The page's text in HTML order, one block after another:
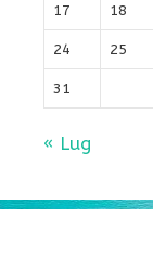
17 18
24 25
31
« Lug